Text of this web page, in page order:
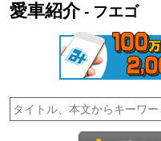
愛車紹介- フエゴ